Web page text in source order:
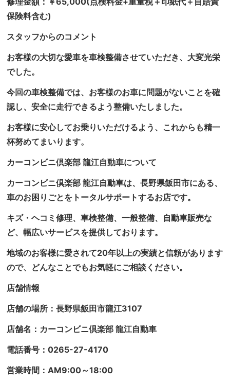
保険料含む)
スタッフからのコメント
お客様の大切な愛車を車検整備させていただき、大変光栄
でした。
今回の車検整備では、お客様のお車に問題がないことを確
認し、安全に走行できるよう整備いたしました。
お客様に安心してお乗りいただけるよう、これからも精一
杯努めてまいります。
カーコンビニ倶楽部 龍江自動車について
カーコンビニ倶楽部 龍江自動車は、長野県飯田市にある、
車のお困りごとをトータルサポートするお店です。
キズ・ヘコミ修理、車検整備、一般整備、自動車販売な
ど、幅広いサービスを提供しております。
地域のお客様に愛されて20年以上の実績と信頼があります
ので、どんなことでもお気軽にご相談ください。
店舗情報
店舗の場所：長野県飯田市龍江3107
店舗名：カーコンビニ倶楽部 龍江自動車
電話番号：0265-27-4170
営業時間：AM9:00～18:00